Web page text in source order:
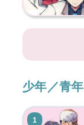
少年／青年
1